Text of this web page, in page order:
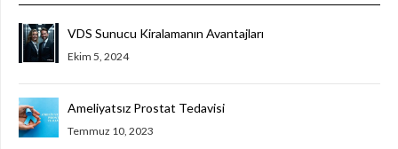
VDS Sunucu Kiralamanın Avantajları
Ekim 5, 2024
Ameliyatsız Prostat Tedavisi
Temmuz 10, 2023